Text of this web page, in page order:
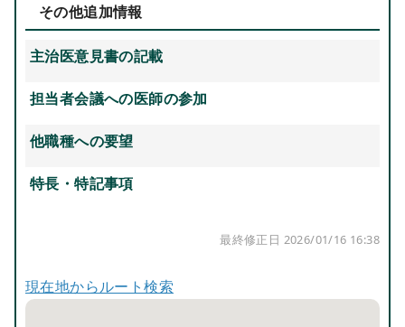
その他追加情報
主治医意見書の記載
担当者会議への医師の参加
他職種への要望
特長・特記事項
最終修正日 2026/01/16 16:38
現在地からルート検索